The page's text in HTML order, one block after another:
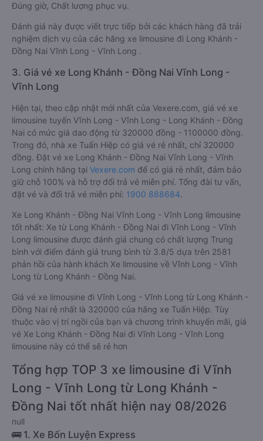
Đúng giờ, Chất lượng phục vụ.
Đánh giá này được viết trực tiếp bởi các khách hàng đã trải
nghiệm dịch vụ của các hãng xe limousine đi Long Khánh -
Đồng Nai Vĩnh Long - Vĩnh Long .
3. Giá vé xe Long Khánh - Đồng Nai Vĩnh Long -
Vĩnh Long
Hiện tại, theo cập nhật mới nhất của Vexere.com, giá vé xe
limousine tuyến Vĩnh Long - Vĩnh Long - Long Khánh - Đồng
Nai có mức giá dao động từ 320000 đồng - 1100000 đồng.
Trong đó, nhà xe Tuấn Hiệp có giá vé rẻ nhất, chỉ 320000
đồng. Đặt vé xe Long Khánh - Đồng Nai Vĩnh Long - Vĩnh
Long chính hãng tại Vexere.com để có giá rẻ nhất, đảm bảo
giữ chỗ 100% và hỗ trợ đổi trả vé miễn phí. Tổng đài tư vấn,
đặt vé và đổi trả vé miễn phí: 1900 888684.
Xe Long Khánh - Đồng Nai Vĩnh Long - Vĩnh Long limousine
tốt nhất: Xe từ Long Khánh - Đồng Nai đi Vĩnh Long - Vĩnh
Long limousine được đánh giá chung có chất lượng Trung
bình với điểm đánh giá trung bình từ 3.8/5 dựa trên 2581
phản hồi của hành khách Xe limousine về Vĩnh Long - Vĩnh
Long từ Long Khánh - Đồng Nai.
Giá vé xe limousine đi Vĩnh Long - Vĩnh Long từ Long Khánh -
Đồng Nai rẻ nhất là 320000 của hãng xe Tuấn Hiệp. Tùy
thuộc vào vị trí ngồi của bạn và chương trình khuyến mãi, giá
vé Xe Long Khánh - Đồng Nai đi Vĩnh Long - Vĩnh Long
limousine này có thể sẽ rẻ hơn
Tổng hợp TOP 3 xe limousine đi Vĩnh
Long - Vĩnh Long từ Long Khánh -
Đồng Nai tốt nhất hiện nay 08/2026
null
🚌 1. Xe Bốn Luyện Express